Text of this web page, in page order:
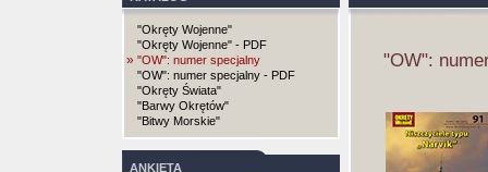
"Okręty Wojenne"
"Okręty Wojenne" - PDF
» "OW": numer specjalny
"OW": numer specjalny - PDF
"Okręty Świata"
"Barwy Okrętów"
"Bitwy Morskie"
ANKIETA
"OW":